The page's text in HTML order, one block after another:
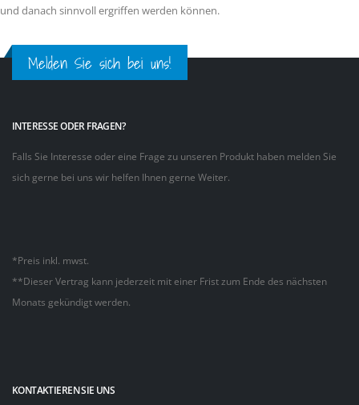
und danach sinnvoll ergriffen werden können.
Melden Sie sich bei uns!
INTERESSE ODER FRAGEN?
Falls Sie Interesse oder eine Frage zu unseren Produkt haben melden Sie
sich gerne bei uns wir helfen Ihnen gerne Weiter.
*Preis inkl. mwst.
**Dieser Vertrag kann jederzeit mit einer Frist zum Ende des nächsten
Monats gekündigt werden.
KONTAKTIEREN SIE UNS